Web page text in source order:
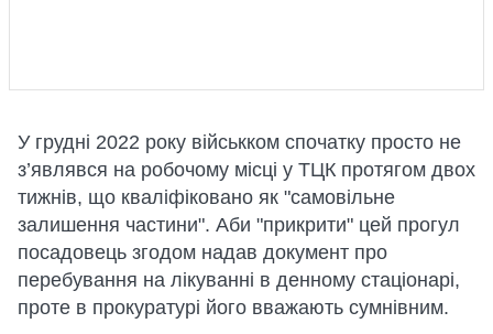
У грудні 2022 року військком спочатку просто не
з’являвся на робочому місці у ТЦК протягом двох
тижнів, що кваліфіковано як "самовільне
залишення частини". Аби "прикрити" цей прогул
посадовець згодом надав документ про
перебування на лікуванні в денному стаціонарі,
проте в прокуратурі його вважають сумнівним.